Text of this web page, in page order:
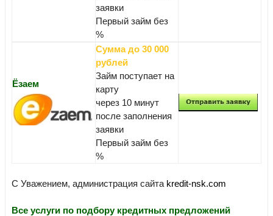
заявки
Первый займ без
%
Ёзаем
Сумма до 30 000
рублей
Займ поступает на
карту
через 10 минут
после заполнения
заявки
Первый займ без
%
С Уважением, администрация сайта kredit-nsk.com
Все услуги по подбору кредитных предложений